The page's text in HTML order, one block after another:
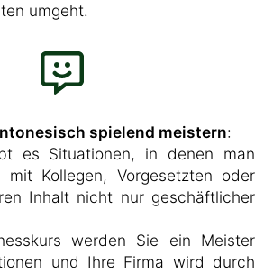
umgeht.
spielend meistern:
es Situationen, in denen man
mit Kollegen, Vorgesetzten oder
Inhalt nicht nur geschäftlicher
werden Sie ein Meister
und Ihre Firma wird durch